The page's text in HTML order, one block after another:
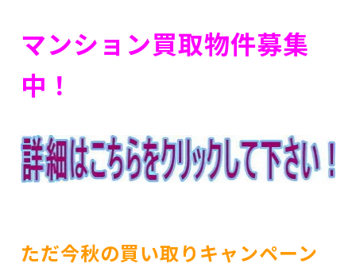
マンション買取物件募集
中！
ただ今秋の買い取りキャンペーン